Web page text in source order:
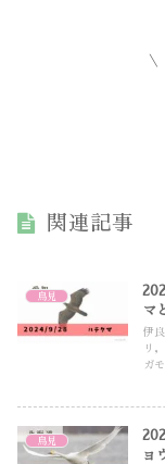
関連記事
鳥見
マ
伊
リ
ガ
鳥見
ョ